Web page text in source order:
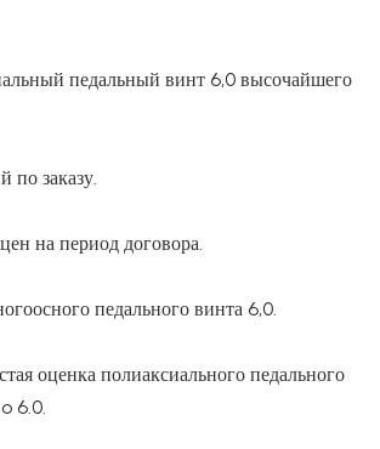
педальный винт 6,0 высочайшего
по заказу.
на период договора.
педального винта 6,0.
оценка полиаксиального педального
6.0.